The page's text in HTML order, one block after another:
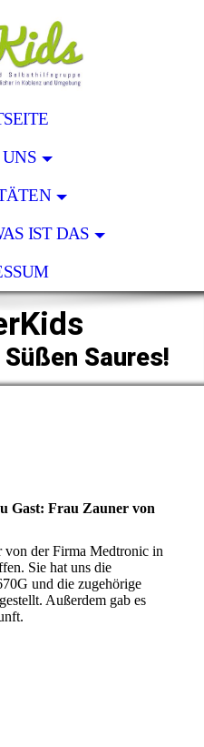
IST DAS
Saures!
Gast: Frau Zauner von
von der Firma Medtronic in
Sie hat uns die
und die zugehörige
Außerdem gab es